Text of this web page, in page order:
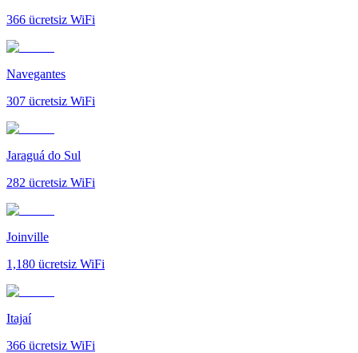
366 ücretsiz WiFi
Navegantes
307 ücretsiz WiFi
Jaraguá do Sul
282 ücretsiz WiFi
Joinville
1,180 ücretsiz WiFi
Itajaí
366 ücretsiz WiFi